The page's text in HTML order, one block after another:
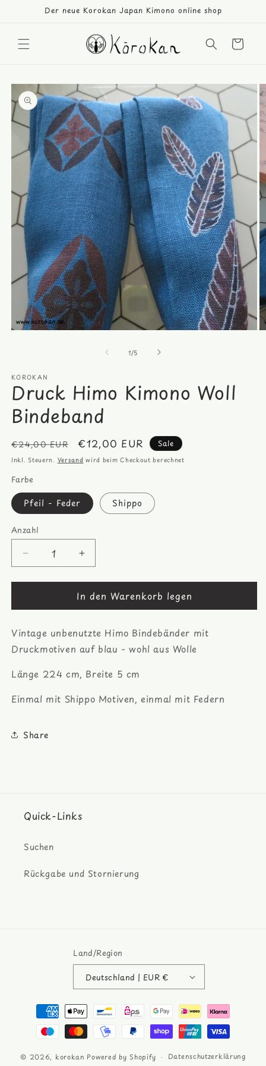
Der neue Korokan Japan Kimono online shop
Warenkorb
1/von
5
KOROKAN
Druck Himo Kimono Woll
Bindeband
Normaler
Preis
€24,00 EUR Verkaufspreis
€12,00 EUR Sale
Inkl. Steuern. Versand wird beim Checkout berechnet
Farbe
Pfeil - Feder Shippo
Anzahl
Anzahl
Verringere
die
Menge
Druck
Kimono
Woll
Erhöhe
die
Menge
für
Druck
Kimono
Woll
In den Warenkorb legen
Vintage unbenutzte Himo Bindebänder mit
Druckmotiven auf blau - wohl aus Wolle
Länge 224 cm, Breite 5 cm
Einmal mit Shippo Motiven, einmal mit Federn
Share
Quick-Links
Suchen
Rückgabe und Stornierung
Land/Region
Deutschland | EUR €
Zahlungsmethoden
© 2026, korokan Powered by Shopify Datenschutzerklärung